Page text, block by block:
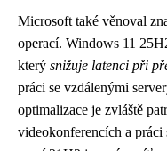
Microsoft také věnoval
operací. Windows 11
který snižuje latenci při
práci se vzdálenými
optimalizace je zvláště
videokonferencích a